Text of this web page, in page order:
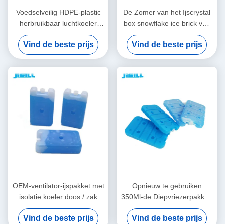
Voedselveilig HDPE-plastic
herbruikbaar luchtkoeler
ijspak voor ventilatoren voor
voedsel bevroren
Vind de beste prijs
De Zomer van het Ijscrystal
box snowflake ice brick van
de airconditioningsventilator
het Koelen
Vind de beste prijs
OEM-ventilator-ijspakket met
isolatie koeler doos / zak
voor langeafstandsvervoer
Vind de beste prijs
Opnieuw te gebruiken
350Ml-de Diepvriezerpakken
van het Polyethyleenijs met
het Koelen van Gel 20 X12 x
Vind de beste prijs